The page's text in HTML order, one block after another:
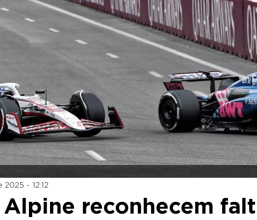
- 12:12
Alpine reconhecem